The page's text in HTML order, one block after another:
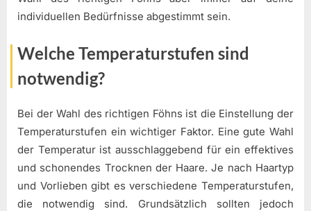
individuellen Bedürfnisse abgestimmt sein.
Welche Temperaturstufen sind
notwendig?
Bei der Wahl des richtigen Föhns ist die Einstellung der
Temperaturstufen ein wichtiger Faktor. Eine gute Wahl
der Temperatur ist ausschlaggebend für ein effektives
und schonendes Trocknen der Haare. Je nach Haartyp
und Vorlieben gibt es verschiedene Temperaturstufen,
die notwendig sind. Grundsätzlich sollten jedoch